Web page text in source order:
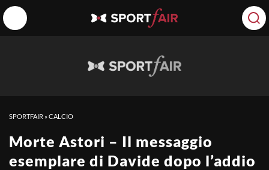
SPORTFAIR »CALCIO
Morte Astori – Il messaggio
esemplare di Davide dopo l’addio